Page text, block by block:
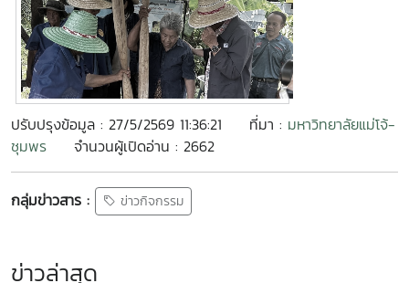
ปรับปรุงข้อมูล : 27/5/2569 11:36:21 ที่มา : มหาวิทยาลัยแม่โจ้-
ชุมพร
จำนวนผู้เปิดอ่าน : 2662
กลุ่มข่าวสาร : ข่าวกิจกรรม
ข่าวล่าสุด